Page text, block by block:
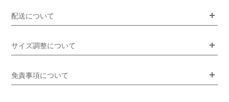
配送について
サイズ調整について
免責事項について